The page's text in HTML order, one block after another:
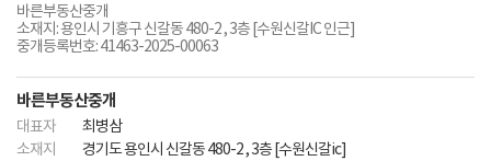
바른부동산중개
소재지: 용인시 기흥구 신갈동 480-2 , 3층 [수원신갈IC 인근]
중개등록번호: 41463-2025-00063
바른부동산중개
대표자
최병삼
소재지
경기도 용인시 신갈동 480-2 , 3층 [수원신갈ic]